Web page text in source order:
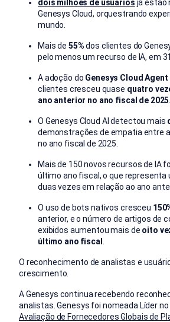
dois milhões de usuários já estão
Genesys Cloud, orquestrando
mundo.
Mais de 55%dos clientes do
pelo menos um recurso de IA, em
A adoção do Genesys Cloud
clientes cresceu quase quatro
ano anterior no ano fiscal de 2025
O Genesys Cloud AI detectou mais
demonstrações de empatia entre
no ano fiscal de 2025.
Mais de 150 novos recursos de IA
último ano fiscal, o que representa
duas vezes em relação ao ano
O uso de bots nativos cresceu
anterior, e o número de artigos de
exibidos aumentou mais de oito
último ano fiscal
O reconhecimento de analistas e
crescimento.
A Genesys continua recebendo
analistas. Genesys foi nomeada Líder no
Avaliação de Fornecedores Globais de